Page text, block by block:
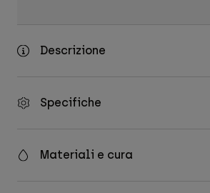
Descrizione
Specifiche
Materiali e cura